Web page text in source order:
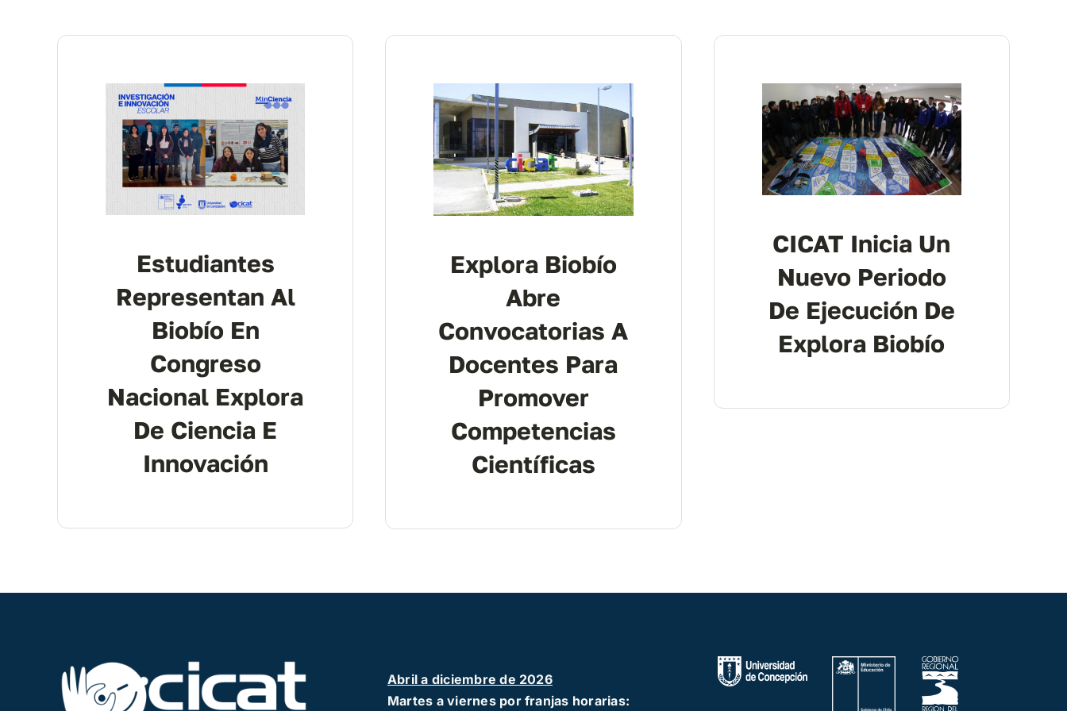
Estudiantes
Representan Al
Biobío En
Congreso
Nacional Explora
De Ciencia E
Innovación
Explora Biobío
Abre
Convocatorias A
Docentes Para
Promover
Competencias
Científicas
CICAT Inicia Un
Nuevo Periodo
De Ejecución De
Explora Biobío
Abril a diciembre de 2026
Martes a viernes por franjas horarias: